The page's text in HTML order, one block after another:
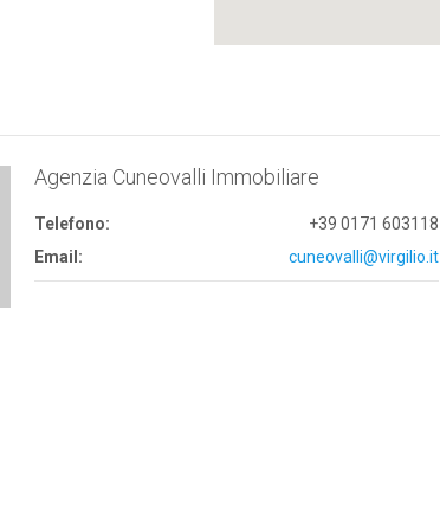
Agenzia Cuneovalli Immobiliare
Telefono:
+39 0171 603118
Email:
cuneovalli@virgilio.it